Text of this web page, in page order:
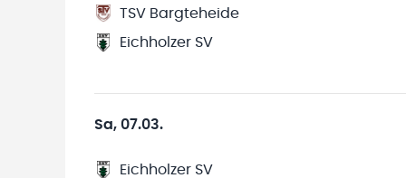
TSV Bargteheide
Eichholzer SV
Sa, 07.03.
Eichholzer SV